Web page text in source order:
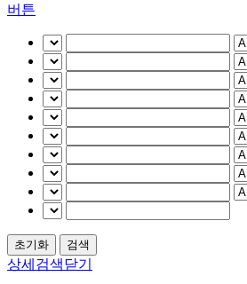
버튼
상세검색닫기